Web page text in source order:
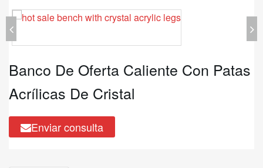
Banco De Oferta Caliente Con Patas
Acrílicas De Cristal
Enviar consulta